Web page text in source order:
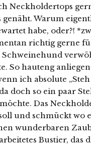
Neckholdertops
genäht. Warum
habe, oder?!
richtig gerne
So hauteng
ich absolute
doch so ein paar
Das
und schmückt wo
wunderbaren
Bustier, das